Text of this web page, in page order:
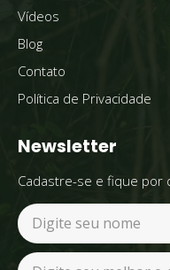
Vídeos
Blog
Contato
Política de Privacidade
Newsletter
Cadastre-se e fique por